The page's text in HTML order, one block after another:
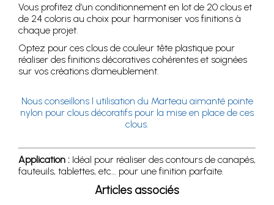
Vous profitez d’un conditionnement en lot de 20 clous et
de 24 coloris au choix pour harmoniser vos finitions à
chaque projet.
Optez pour ces clous de couleur tête plastique pour
réaliser des finitions décoratives cohérentes et soignées
sur vos créations d’ameublement.
Nous conseillons l utilisation du Marteau aimanté pointe
nylon pour clous décoratifs pour la mise en place de ces
clous.
Application : Idéal pour réaliser des contours de canapés,
fauteuils, tablettes, etc… pour une finition parfaite.
Articles associés